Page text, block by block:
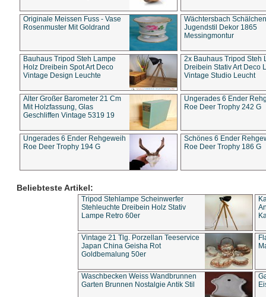
Originale Meissen Fuss - Vase
Rosenmuster Mit Goldrand
Wächtersbach Schälchen
Jugendstil Dekor 1865
Messingmontur
Bauhaus Tripod Steh Lampe
Holz Dreibein Spot Art Deco
Vintage Design Leuchte
2x Bauhaus Tripod Steh
Dreibein Stativ Art Deco
Vintage Studio Leucht
Alter Großer Barometer 21 Cm
Mit Holzfassung, Glas
Geschliffen Vintage 5319 19
Ungerades 6 Ender
Roe Deer Trophy 242 G
Ungerades 6 Ender Rehgeweih
Roe Deer Trophy 194 G
Schönes 6 Ender
Roe Deer Trophy 186 G
Beliebteste Artikel:
Tripod Stehlampe Scheinwerfer
Stehleuchte Dreibein Holz Stativ
Lampe Retro 60er
Vintage 21 Tlg. Porzellan Teeservice
Japan China Geisha Rot
Goldbemalung 50er
Waschbecken Weiss Wandbrunnen
Garten Brunnen Nostalgie Antik Stil